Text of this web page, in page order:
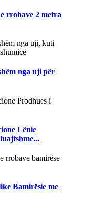
rrobave 2 metra
nga uji për
Lënie
Bamirësie me